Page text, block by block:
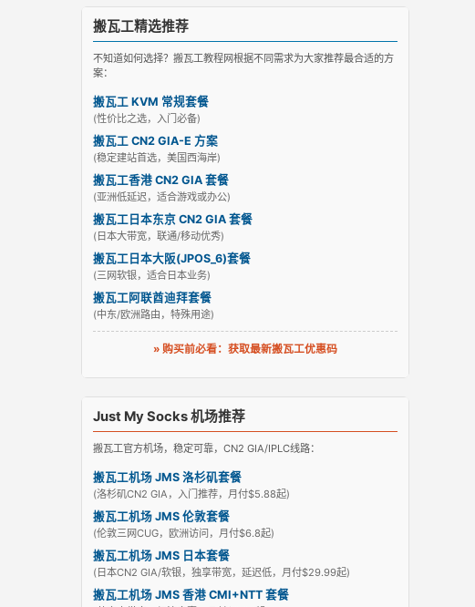
搬瓦工精选推荐
不知道如何选择？搬瓦工教程网根据不同需求为大家推荐最合适的方
案：
搬瓦工 KVM 常规套餐
(性价比之选，入门必备)
搬瓦工 CN2 GIA-E 方案
(稳定建站首选，美国西海岸)
搬瓦工香港 CN2 GIA 套餐
(亚洲低延迟，适合游戏或办公)
搬瓦工日本东京 CN2 GIA 套餐
(日本大带宽，联通/移动优秀)
搬瓦工日本大阪(JPOS_6)套餐
(三网软银，适合日本业务)
搬瓦工阿联酋迪拜套餐
(中东/欧洲路由，特殊用途)
» 购买前必看：获取最新搬瓦工优惠码
Just My Socks 机场推荐
搬瓦工官方机场，稳定可靠，CN2 GIA/IPLC线路：
搬瓦工机场 JMS 洛杉矶套餐
(洛杉矶CN2 GIA，入门推荐，月付$5.88起)
搬瓦工机场 JMS 伦敦套餐
(伦敦三网CUG，欧洲访问，月付$6.8起)
搬瓦工机场 JMS 日本套餐
(日本CN2 GIA/软银，独享带宽，延迟低，月付$29.99起)
搬瓦工机场 JMS 香港 CMI+NTT 套餐